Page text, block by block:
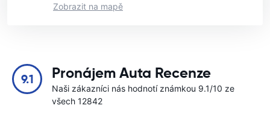
Zobrazit na mapě
9.1 Pronájem Auta Recenze
Naši zákazníci nás hodnotí známkou 9.1/10 ze
všech 12842